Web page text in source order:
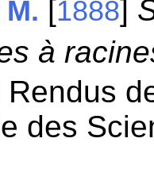
[1888]
à
Rendus
des